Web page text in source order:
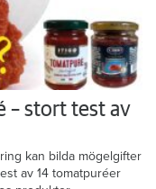
– stort test av
kan bilda mögelgifter
av 14 tomatpuréer